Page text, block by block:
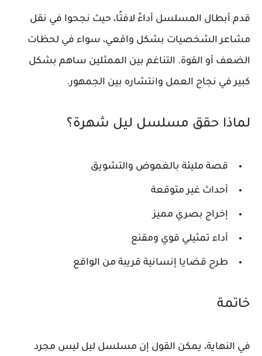
قدم أبطال المسلسل أداءً لافتًا، حيث نجحوا في نقل
مشاعر الشخصيات بشكل واقعي، سواء في لحظات
الضعف أو القوة. التناغم بين الممثلين ساهم بشكل
كبير في نجاح العمل وانتشاره بين الجمهور.
لماذا حقق مسلسل ليل شهرة؟
قصة مليئة بالغموض والتشويق
أحداث غير متوقعة
إخراج بصري مميز
أداء تمثيلي قوي ومقنع
طرح قضايا إنسانية قريبة من الواقع
خاتمة
في النهاية، يمكن القول إن مسلسل ليل ليس مجرد